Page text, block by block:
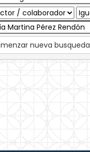
nueva busqueda